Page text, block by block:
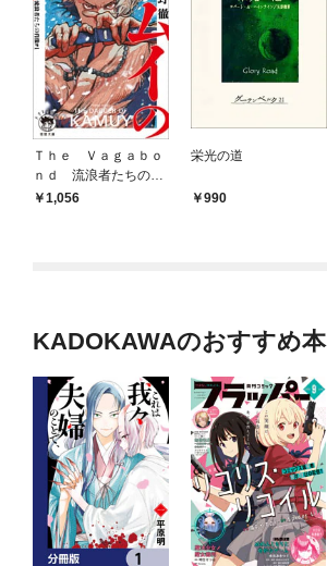
Ｔｈｅ Ｖａｇａｂｏ
ｎｄ 流浪者たちの肖
像#1 カムイの剣
1,056
栄光の道
990
KADOKAWAのおすすめ本